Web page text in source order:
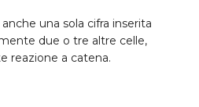
una sola cifra inserita
due o tre altre celle,
reazione a catena.